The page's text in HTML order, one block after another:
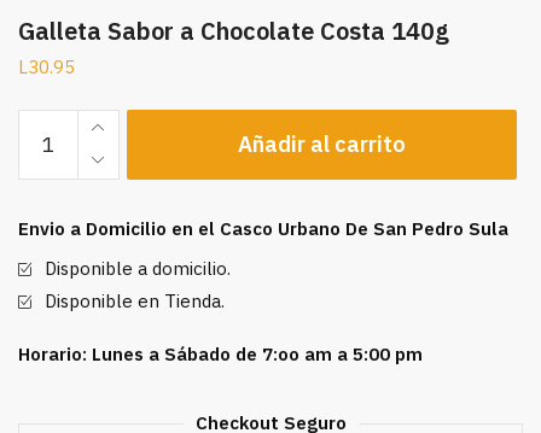
Galleta Sabor a Chocolate Costa 140g
L30.95
Sabor
a
Costa
140g
cantidad
Añadir al carrito
Envio a Domicilio en el Casco Urbano De San Pedro Sula
Disponible a domicilio.
Disponible en Tienda.
Horario: Lunes a Sábado de 7:oo am a 5:00 pm
Checkout Seguro